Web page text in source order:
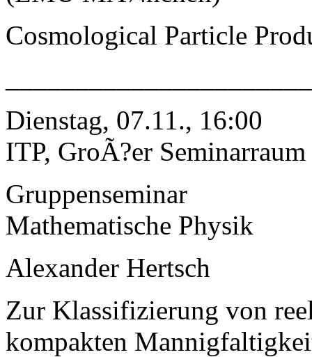
Cosmological Particle
Dienstag, 07.11., 16:00
ITP, GroÃ?er Seminarraum
Gruppenseminar
Mathematische Physik
Alexander Hertsch
Zur Klassifizierung von
kompakten